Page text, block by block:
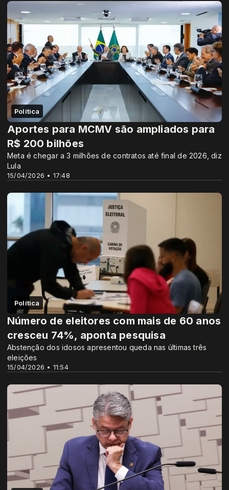
Política
15/04/2026 • 17:48
Aportes para MCMV são ampliados para
R$ 200 bilhões
Meta é chegar a 3 milhões de contratos até final de 2026, diz
Lula
Política
15/04/2026 • 11:54
Número de eleitores com mais de 60 anos
cresceu 74%, aponta pesquisa
Abstenção dos idosos apresentou queda nas últimas três
eleições